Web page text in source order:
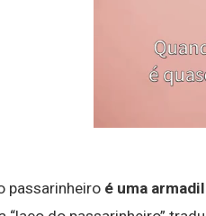
passarinheiro é uma